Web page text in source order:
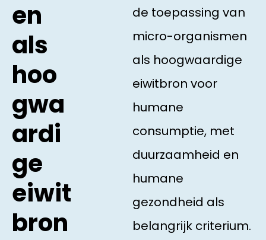
en
als
hoo
gwa
ardi
ge
eiwit
bron
de toepassing van
micro-organismen
als hoogwaardige
eiwitbron voor
humane
consumptie, met
duurzaamheid en
humane
gezondheid als
belangrijk criterium.